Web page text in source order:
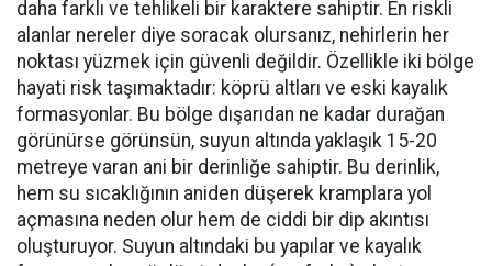
daha farklı ve tehlikeli bir karaktere sahiptir. En riskli
alanlar nereler diye soracak olursanız, nehirlerin her
noktası yüzmek için güvenli değildir. Özellikle iki bölge
hayati risk taşımaktadır: köprü altları ve eski kayalık
formasyonlar. Bu bölge dışarıdan ne kadar durağan
görünürse görünsün, suyun altında yaklaşık 15-20
metreye varan ani bir derinliğe sahiptir. Bu derinlik,
hem su sıcaklığının aniden düşerek kramplara yol
açmasına neden olur hem de ciddi bir dip akıntısı
oluşturuyor. Suyun altındaki bu yapılar ve kayalık